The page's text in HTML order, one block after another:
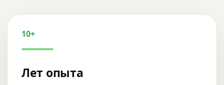
10+
Лет опыта